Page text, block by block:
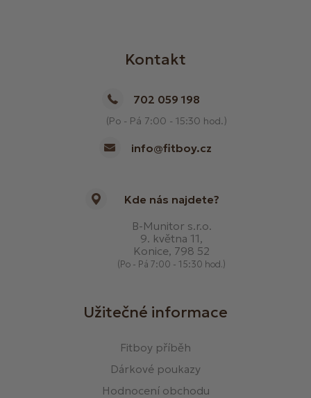
Kontakt
702 059 198
(Po - Pá 7:00 - 15:30 hod.)
info@fitboy.cz
Kde nás najdete?
B-Munitor s.r.o.
9. května 11,
Konice, 798 52
(Po - Pá 7:00 - 15:30 hod.)
Užitečné informace
Fitboy příběh
Dárkové poukazy
Hodnocení obchodu